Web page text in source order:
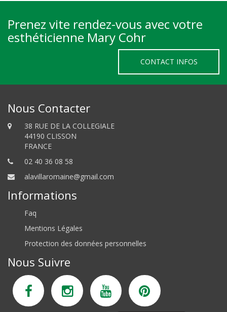
Prenez vite rendez-vous avec votre
esthéticienne Mary Cohr
CONTACT INFOS
Nous Contacter
38 RUE DE LA COLLEGIALE
44190 CLISSON
FRANCE
02 40 36 08 58
alavillaromaine@gmail.com
Informations
Faq
Mentions Légales
Protection des données personnelles
Nous Suivre